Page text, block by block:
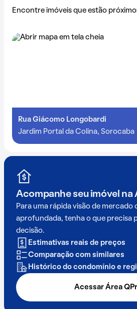
Encontre imóveis que estão
Rua Giácomo Longobardi
Jardim Portal da Colina, Sorocaba
Acompanhe seu imóvel na
Para uma rápida visão de mercado
aprofundada, tenha o que precisa
decisão.
Estimativas reais de preços
Comparação com similares
Histórico do condomínio e
Acessar Área